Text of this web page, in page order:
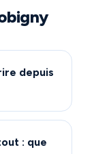
depuis
: que